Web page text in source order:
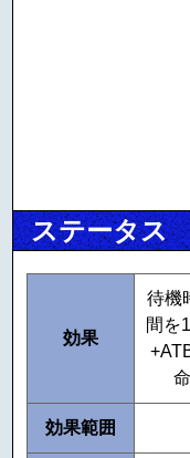
ステータス
効果
待機
間を
効果範囲